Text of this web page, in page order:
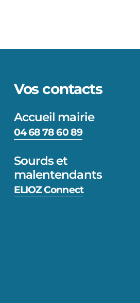
Vos contacts
Accueil mairie
04 68 78 60 89
Sourds et
malentendants
ELIOZ Connect